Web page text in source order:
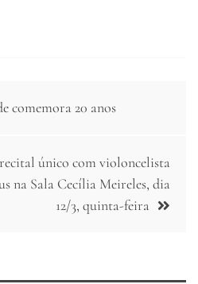
comemora 20 anos
único com violoncelista
na Sala Cecília Meireles, dia
12/3, quinta-feira